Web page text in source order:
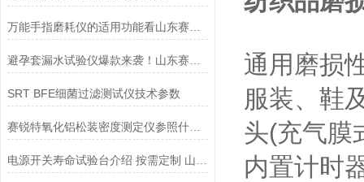
万能手指磨耗仪的适用功能看山东赛锐特
避孕套漏水试验仪爆款来袭！山东赛锐特为你解读！
SRT BFE细菌过滤测试仪技术参数
赛锐特氧化铝松装密度测定仪参照什么标准？
通用磨损
服装、鞋
头(充气膜
内置计时